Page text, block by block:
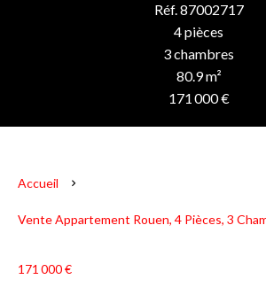
Réf. 87002717
4 pièces
3 chambres
80.9 m²
171 000 €
Accueil
Vente Appartement Rouen, 4 Pièces, 3
171 000 €